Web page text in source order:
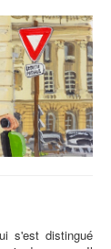
s'est distingué